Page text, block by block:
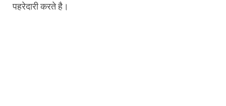
पहरेदारी करते है।